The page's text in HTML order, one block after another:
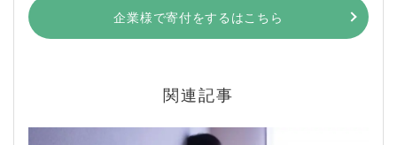
企業様で寄付をするはこちら
関連記事